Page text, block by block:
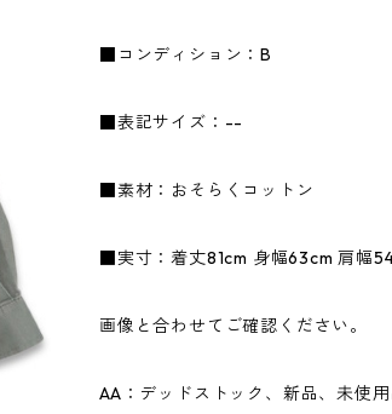
■コンディション：B
■表記サイズ：--
■素材：おそらくコットン
■実寸：着丈81cm 身幅63cm 肩幅
画像と合わせてご確認ください。
AA：デッドストック、新品、未使用